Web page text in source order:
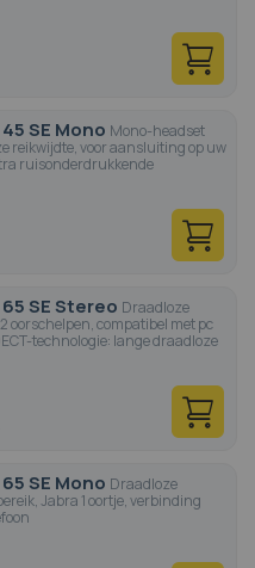
voor een vast toestel
SE Mono Mono-headset
reikwijdte, voor aansluiting op uw
ruisonderdrukkende
SE Stereo Draadloze
oorschelpen, compatibel met pc
technologie: lange draadloze
SE Mono Draadloze
Jabra 1 oortje, verbinding